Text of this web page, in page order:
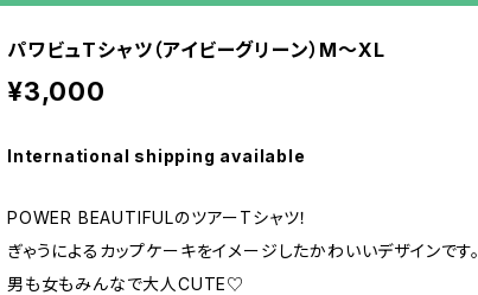
パワビュTシャツ（アイビーグリーン）M〜XL
¥3,000
International shipping available
POWER BEAUTIFULのツアーTシャツ！
ぎゃうによるカップケーキをイメージしたかわいいデザインです。
男も女もみんなで大人CUTE♡